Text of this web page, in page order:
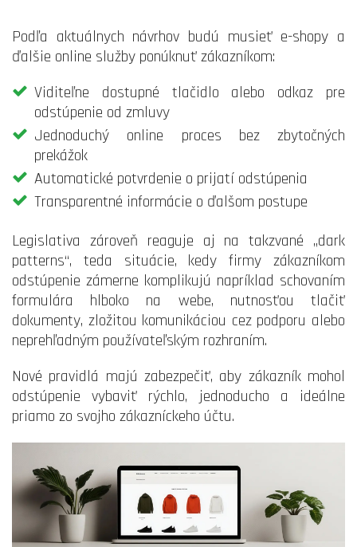
Podľa aktuálnych návrhov budú musieť e-shopy a
ďalšie online služby ponúknuť zákazníkom:
Viditeľne dostupné tlačidlo alebo odkaz pre
odstúpenie od zmluvy
Jednoduchý online proces bez zbytočných
prekážok
Automatické potvrdenie o prijatí odstúpenia
Transparentné informácie o ďalšom postupe
Legislativa zároveň reaguje aj na takzvané „dark
patterns“, teda situácie, kedy firmy zákazníkom
odstúpenie zámerne komplikujú napríklad schovaním
formulára hlboko na webe, nutnosťou tlačiť
dokumenty, zložitou komunikáciou cez podporu alebo
neprehľadným používateľským rozhraním.
Nové pravidlá majú zabezpečiť, aby zákazník mohol
odstúpenie vybaviť rýchlo, jednoducho a ideálne
priamo zo svojho zákazníckeho účtu.